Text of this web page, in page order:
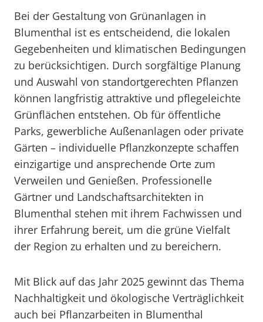
Bei der Gestaltung von Grünanlagen in
Blumenthal ist es entscheidend, die lokalen
Gegebenheiten und klimatischen Bedingungen
zu berücksichtigen. Durch sorgfältige Planung
und Auswahl von standortgerechten Pflanzen
können langfristig attraktive und pflegeleichte
Grünflächen entstehen. Ob für öffentliche
Parks, gewerbliche Außenanlagen oder private
Gärten – individuelle Pflanzkonzepte schaffen
einzigartige und ansprechende Orte zum
Verweilen und Genießen. Professionelle
Gärtner und Landschaftsarchitekten in
Blumenthal stehen mit ihrem Fachwissen und
ihrer Erfahrung bereit, um die grüne Vielfalt
der Region zu erhalten und zu bereichern.
Mit Blick auf das Jahr 2025 gewinnt das Thema
Nachhaltigkeit und ökologische Verträglichkeit
auch bei Pflanzarbeiten in Blumenthal